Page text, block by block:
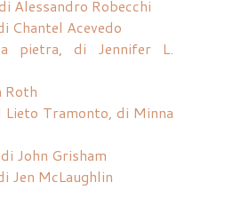
Alessandro Robecchi
Chantel Acevedo
pietra, di Jennifer L.
Roth
Lieto Tramonto, di Minna
John Grisham
Jen McLaughlin